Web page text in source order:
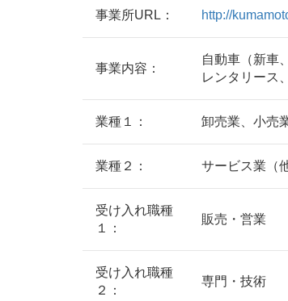
事業所URL： http://
事業内容：
自動車（新車
レンタリース
業種１： 卸売業、小売
業種２： サービス業（
受け入れ職種
１：
販売・営業
受け入れ職種
２：
専門・技術